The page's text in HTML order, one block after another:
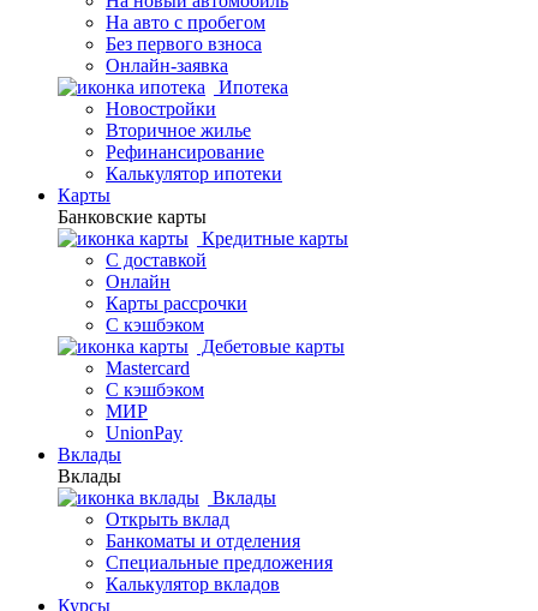
На авто с пробегом
Без первого взноса
Онлайн-заявка
Ипотека
Новостройки
Вторичное жилье
Рефинансирование
Калькулятор ипотеки
Карты
Банковские карты
Кредитные карты
С доставкой
Онлайн
Карты рассрочки
С кэшбэком
Дебетовые карты
Mastercard
С кэшбэком
МИР
UnionPay
Вклады
Вклады
Вклады
Открыть вклад
Банкоматы и отделения
Специальные предложения
Калькулятор вкладов
Курсы